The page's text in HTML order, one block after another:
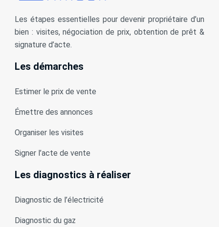
Les étapes essentielles pour devenir propriétaire d’un
bien : visites, négociation de prix, obtention de prêt &
signature d’acte.
Les démarches
Estimer le prix de vente
Émettre des annonces
Organiser les visites
Signer l’acte de vente
Les diagnostics à réaliser
Diagnostic de l’électricité
Diagnostic du gaz